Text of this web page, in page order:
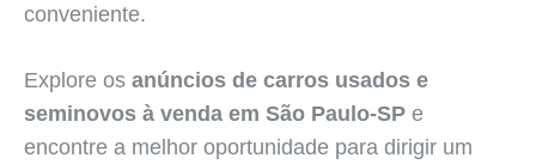
conveniente.
Explore os anúncios de carros usados e
seminovos à venda em São Paulo-SP e
encontre a melhor oportunidade para dirigir um